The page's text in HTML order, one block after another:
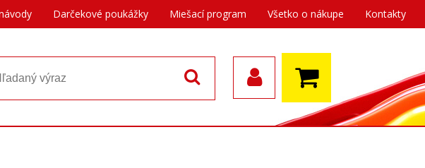
Darčekové poukážky Miešací program Všetko o nákupe Kontakty